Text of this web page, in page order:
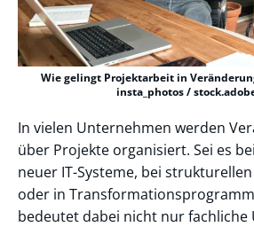
Wie gelingt Projektarbeit in
insta_photos /
In vielen Unternehmen werden
über Projekte organisiert. Sei es
neuer IT-Systeme, bei
oder in
bedeutet dabei nicht nur fachliche